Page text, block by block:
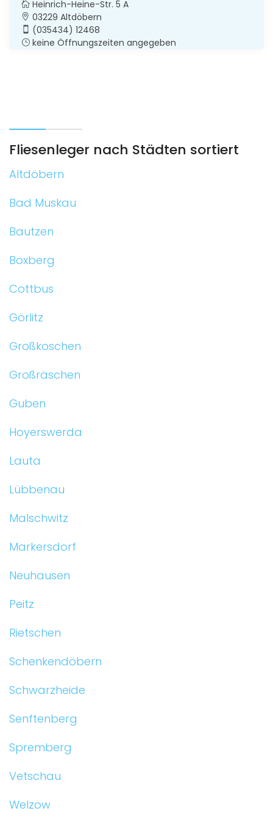
Heinrich-Heine-Str. 5 A
03229 Altdöbern
(035434) 12468
keine Öffnungszeiten angegeben
Fliesenleger nach Städten sortiert
Altdöbern
Bad Muskau
Bautzen
Boxberg
Cottbus
Görlitz
Großkoschen
Großräschen
Guben
Hoyerswerda
Lauta
Lübbenau
Malschwitz
Markersdorf
Neuhausen
Peitz
Rietschen
Schenkendöbern
Schwarzheide
Senftenberg
Spremberg
Vetschau
Welzow